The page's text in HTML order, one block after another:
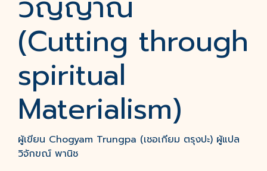
(Cutting through
spiritual
Materialism)
ผู้เขียน Chogyam Trungpa (เชอเกียม ตรุงปะ) ผู้แปล
วิจักขณ์ พานิช